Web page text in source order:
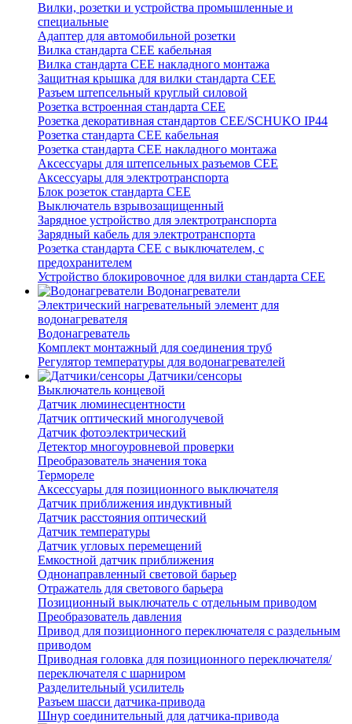
Вилки, розетки и устройства промышленные и
специальные
Адаптер для автомобильной розетки
Вилка стандарта CEE кабельная
Вилка стандарта CEE накладного монтажа
Защитная крышка для вилки стандарта CEE
Разъем штепсельный круглый силовой
Розетка встроенная стандарта CEE
Розетка декоративная стандартов CEE/SCHUKO IP44
Розетка стандарта СЕЕ кабельная
Розетка стандарта СЕЕ накладного монтажа
Аксессуары для штепсельных разъемов CEE
Аксессуары для электротранспорта
Блок розеток стандарта CEE
Выключатель взрывозащищенный
Зарядное устройство для электротранспорта
Зарядный кабель для электротранспорта
Розетка стандарта СЕЕ с выключателем, с
предохранителем
Устройство блокировочное для вилки стандарта CEE
Водонагреватели
Электрический нагревательный элемент для
водонагревателя
Водонагреватель
Комплект монтажный для соединения труб
Регулятор температуры для водонагревателей
Датчики/сенсоры
Выключатель концевой
Датчик люминесцентности
Датчик оптический многолучевой
Датчик фотоэлектрический
Детектор многоуровневой проверки
Преобразователь значения тока
Термореле
Аксессуары для позиционного выключателя
Датчик приближения индуктивный
Датчик расстояния оптический
Датчик температуры
Датчик угловых перемещений
Емкостной датчик приближения
Однонаправленный световой барьер
Отражатель для светового барьера
Позиционный выключатель с отдельным приводом
Преобразователь давления
Привод для позиционного переключателя с раздельным
приводом
Приводная головка для позиционного переключателя/
переключателя с шарниром
Разделительный усилитель
Разъем шасси датчика-привода
Шнур соединительный для датчика-привода